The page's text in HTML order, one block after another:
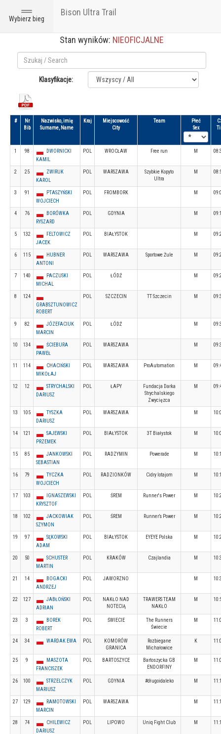
Toggle
navigation
Wybierz bieg
Bison Ultra Trail
Stan wyników: NIEOFICJALNE
Klasyfikacje:
#
Nr
Bib
Nazwisko, imię
Surname, Name
Kraj
Miejscowość
City
Team
Płeć
Sex
1 98
DWORNICKI
KAMIL
POL WROCŁAW Free run M
2 25
ZWIRUK
KAROL
POL WARSZAWA
Szybkie Kopyto
Ultra
M
3 91
PTASZYŃSKI
WOJCIECH
POL FROMBORK M
4 76
BORÓWKA
RYSZARD
POL GDYNIA M
5 132
FELTOWICZ
JACEK
POL BIAŁYSTOK M
6 115
HUBNER
ANTONI
POL WARSZAWA Sportowe Żule M
7 140
PACZUSKI
MICHAL
POL ŁÓDŹ M
8
124
GRABSZTUNOWICZ
ROBERT
POL SZCZECIN TT Szczecin M
9 82
JÓZEFACIUK
MARCIN
POL ŁÓDŹ M
10 134
ŚCIEBURA
PAWEŁ
POL WARSZAWA M
11 114
CHACIŃSKI
MIKOŁAJ
POL WARSZAWA ProAutomation M
12 12
STRYCHALSKI
DARIUSZ
POL ŁAPY
Fundacja Darka
Strychalskiego
Zwycięzca
M
13 105
TYSZKA
DARIUSZ
POL WARSZAWA M
14 121
SAJEWSKI
PRZEMEK
POL BIAŁYSTOK 3T Białystok M
15 85
JANKOWSKI
SEBASTIAN
POL RADZYMIN Powerade M
16 79
TYCZKA
WOJCIECH
POL RADZIONKÓW Cidry lotajom M
17 103
IGNASZEWSKI
KRYSZTOF
POL ŚREM Runner's Power M
18 102
JACKOWIAK
SZYMON
POL ŚREM Runner’s Power M
19 97
SĘKOWSKI
ADAM
POL BIAŁYSTOK EYEYE Polska M
20 50
SCHUSTER
MARTIN
POL KRAKÓW Czajlandia M
21 14
BOGACKI
ANDRZEJ
POL JAWORZNO M
22 127
JABŁOŃSKI
ADRIAN
POL
NAKŁO NAD
NOTECIĄ
TRAWERS TEAM
NAKŁO
M
23 3
BOREK
ROBERT
POL ŚWIECIE
The Runners
Świecie
M
24 34 WARDAK EWA POL
KOMORÓW
GRANICA
Rozbiegane
Michałowice
K
25 9
MASZOTA
FRANCISZEK
POL BARTOSZYCE
Bartoszycka GB
ENDORFINY
M
26 100
STRZELCZYK
MARIUSZ
POL GDYNIA #długoidaleko M
27 129
RAMOTOWSKI
MARCIN
POL WARSZAWA M
28 74
CHILEWICZ
DARIUSZ
POL LIPOWO Uniq Fight Club M